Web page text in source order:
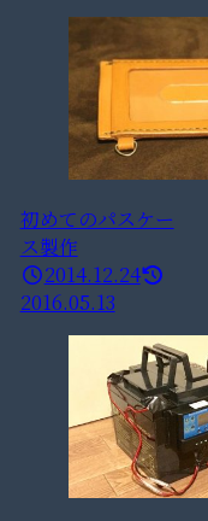
初めてのパスケー
ス製作
2014.12.24
2016.05.13